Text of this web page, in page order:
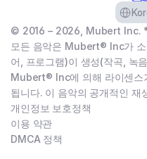
Select
© 2016 – 2026, Mubert Inc.
모든 음악은 Mubert® Inc가
어, 프로그램)이 생성(작곡, 녹
Mubert® Inc에 의해 라이센스
됩니다. 이 음악의 공개적인 재
개인정보 보호정책
이용 약관
DMCA 정책